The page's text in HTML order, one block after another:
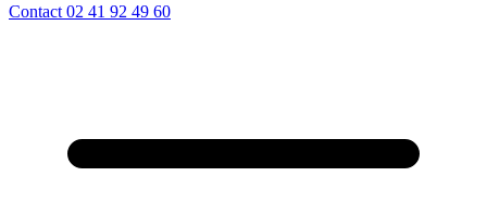
Contact 02 41 92 49 60